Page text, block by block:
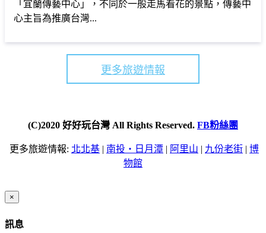
「宜蘭傳藝中心」，不同於一般走馬看花的景點，傳藝中
心主旨為推廣台灣...
更多旅遊情報
(C)2020 好好玩台灣 All Rights Reserved. FB粉絲團
更多旅遊情報: 北北基 | 南投・日月潭 | 阿里山 | 九份老街 | 博
物館
×
訊息